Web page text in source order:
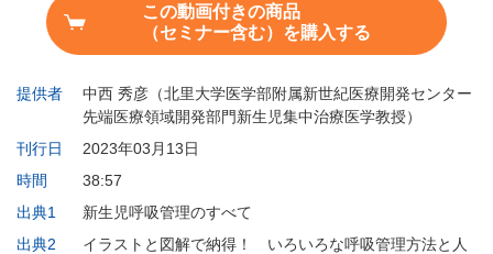
提供者
中西 秀彦（北里大学医学部附属新世紀医療開発センター
先端医療領域開発部門新生児集中治療医学教授）
刊行日
2023年03月13日
時間
38:57
出典1
新生児呼吸管理のすべて
出典2
イラストと図解で納得！ いろいろな呼吸管理方法と人
この動画付きの商品
（セミナー含む）を購入する